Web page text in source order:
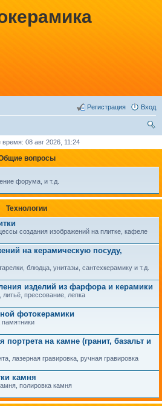
Вход
Регистрация
08 авг 2026, 11:24
вопросы
форума, и т.д.
Технологии
создания изображений на плитке, кафеле
на керамическую посуду,
блюдца, унитазы, сантехкерамику и т.д.
изделий из фарфора и керамики
литьё, прессование, лепка
фотокерамики
портрета на камне (гранит, базальт и
лазерная гравировка, ручная гравировка
камня
полировка камня